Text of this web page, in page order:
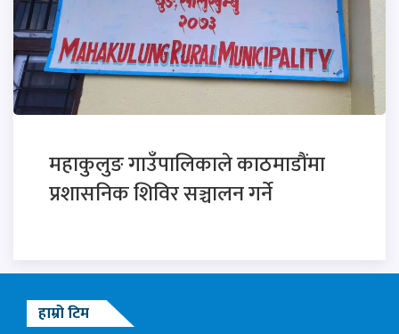
महाकुलुङ गाउँपालिकाले काठमाडौंमा
प्रशासनिक शिविर सञ्चालन गर्ने
हाम्रो टिम